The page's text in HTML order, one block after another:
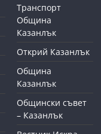
Транспорт
Община
Казанлък
Открий Казанлък
Община
Казанлък
Общински съвет
– Казанлък